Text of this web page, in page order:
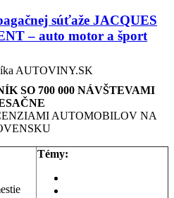
súťaže JACQUES
– auto motor a šport
SO 700 000 NÁVŠTEVAMI
AUTOMOBILOV NA
Témy: